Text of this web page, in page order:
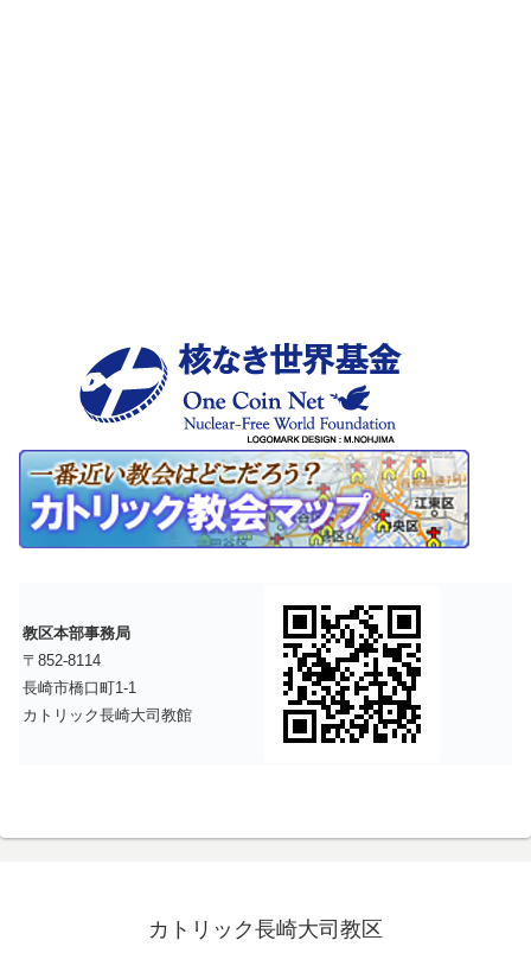
教区本部事務局
〒852-8114
長崎市橋口町1-1
カトリック長崎大司教館
カトリック長崎大司教区